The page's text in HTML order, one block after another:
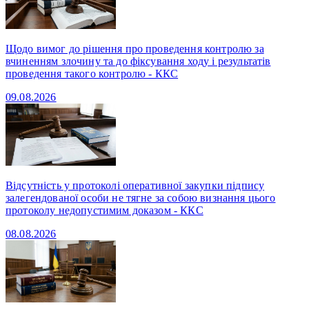
Щодо вимог до рішення про проведення контролю за
вчиненням злочину та до фіксування ходу і результатів
проведення такого контролю - ККС
09.08.2026
Відсутність у протоколі оперативної закупки підпису
залегендованої особи не тягне за собою визнання цього
протоколу недопустимим доказом - ККС
08.08.2026